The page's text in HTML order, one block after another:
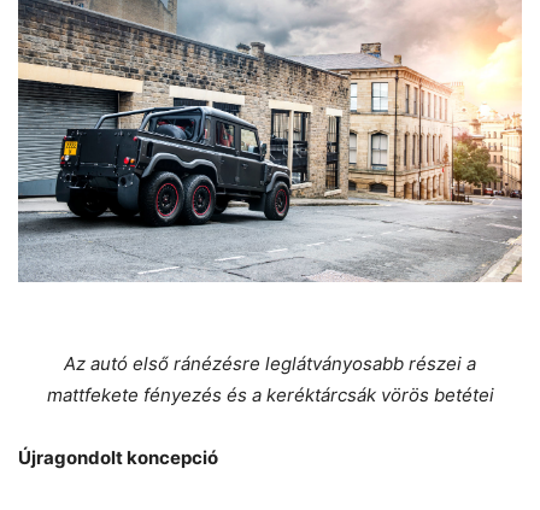
Az autó első ránézésre leglátványosabb részei a
mattfekete fényezés és a keréktárcsák vörös betétei
Újragondolt koncepció